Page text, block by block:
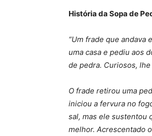
História da Sopa de
“Um frade que andava
uma casa e pediu aos
de pedra. Curiosos,
O frade retirou uma
iniciou a fervura no
sal, mas ele sustentou
melhor. Acrescentado